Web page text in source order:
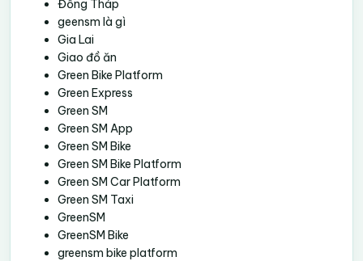
Đồng Tháp
geensm là gì
Gia Lai
Giao đồ ăn
Green Bike Platform
Green Express
Green SM
Green SM App
Green SM Bike
Green SM Bike Platform
Green SM Car Platform
Green SM Taxi
GreenSM
GreenSM Bike
greensm bike platform